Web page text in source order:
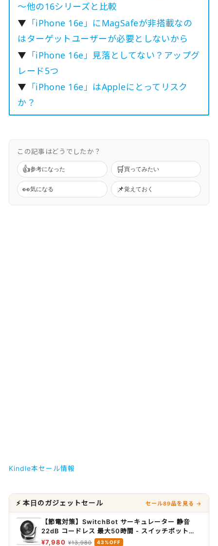
〜他の16シリーズと比較
▼ 「iPhone 16e」にMagSafeが非搭載なの
はターゲットユーザーが必要としないから
▼ 「iPhone 16e」見落としてない？アップグ
レード5つ
▼ 「iPhone 16e」はAppleにとってリスク
か？
この記事はどうでしたか？
👍参考になった 🛒買ってみたい
👀気になる 📌覚えておく
Kindle本セール情報
⚡ 本日のガジェットセール セール89品を見る →
【節電対策】SwitchBot サーキュレーター 静音
22dB コードレス 最大50時間 - スイッチボット
~30畳 Alexa対応 扇風機 DCモーター 3D首振り 無
¥7,980 ¥13,980 43%OFF